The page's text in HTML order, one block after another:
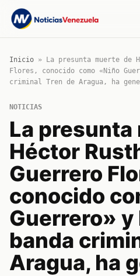
Inicio »
La presunta muerte de
Flores, conocido como «Niño
criminal Tren de Aragua, ha gene
NOTICIAS
La presunta
Héctor
Guerrero
conocido
Guerrero» y
banda
Aragua, ha